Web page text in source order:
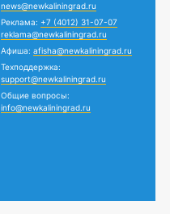
news@newkaliningrad.ru
Реклама: +7 (4012) 31-07-07
reklama@newkaliningrad.ru
Афиша: afisha@newkaliningrad.ru
Техподдержка:
support@newkaliningrad.ru
Общие вопросы:
info@newkaliningrad.ru